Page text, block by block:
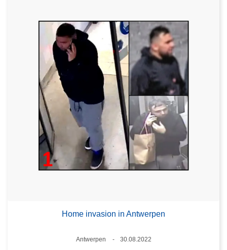
Home invasion in Antwerpen
Plaats
Antwerpen
30.08.2022